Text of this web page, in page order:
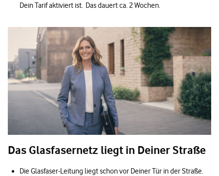
Dein Tarif aktiviert ist. Das dauert ca. 2 Wochen.
Das Glasfasernetz liegt in Deiner Straße
Die Glasfaser-Leitung liegt schon vor Deiner Tür in der Straße.